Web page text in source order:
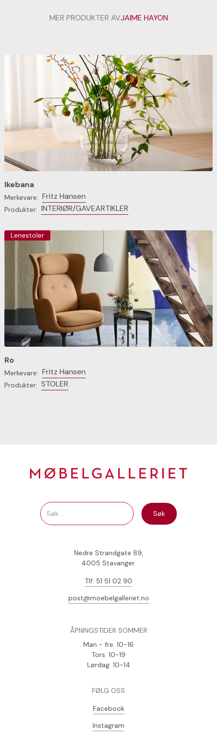
MER PRODUKTER AVJAIME HAYON
Ikebana
Merkevare: Fritz Hansen
Produkter: INTERIØR/GAVEARTIKLER
Lenestoler
Ro
Merkevare: Fritz Hansen
Produkter: STOLER
Nedre Strandgate 89,
4005 Stavanger.
Tlf: 51 51 02 90
post@moebelgalleriet.no
ÅPNINGSTIDER SOMMER
Man - fre: 10-16
Tors: 10-19
Lørdag: 10-14
FØLG OSS
Facebook
Instagram